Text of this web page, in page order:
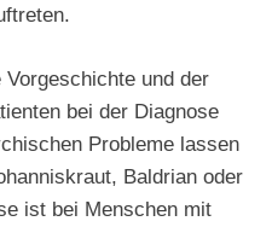
und der
bei der Diagnose
Probleme lassen
Baldrian oder
ist bei Menschen mit